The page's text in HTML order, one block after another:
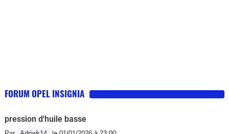
FORUM OPEL INSIGNIA
pression d'huile basse